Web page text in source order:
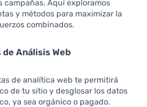
campañas. Aquí exploramos
y métodos para maximizar la
combinados.
Análisis Web
de analítica web te permitirá
de tu sitio y desglosar los datos
ya sea orgánico o pagado.